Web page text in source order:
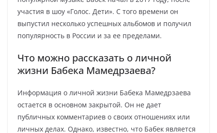
участия в шоу «Голос. Дети». С того времени он
выпустил несколько успешных альбомов и получил
популярность в России и за ее пределами.
Что можно рассказать о личной
жизни Бабека Мамедрзаева?
Информация о личной жизни Бабека Мамедрзаева
остается в основном закрытой. Он не дает
публичных комментариев о своих отношениях или
личных делах. Однако, известно, что Бабек является